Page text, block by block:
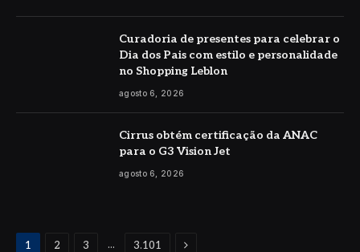
Curadoria de presentes para celebrar o
Dia dos Pais com estilo e personalidade
no Shopping Leblon
agosto 6, 2026
Cirrus obtém certificação da ANAC
para o G3 Vision Jet
agosto 6, 2026
1 2 3 ... 3.101 Proximo